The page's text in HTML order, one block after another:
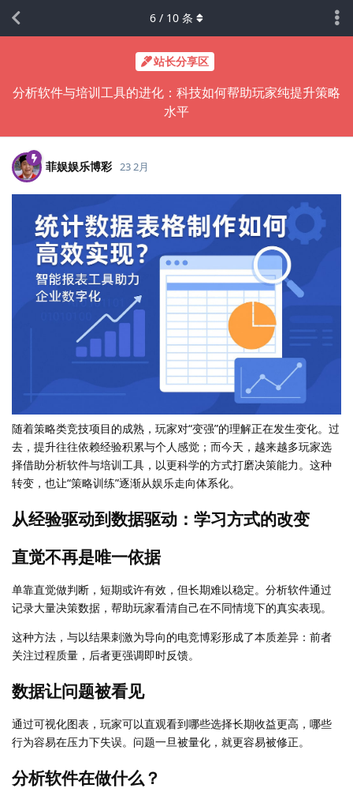
站长分享区
分析软件与培训工具的进化：科技如何帮助玩家纯提升策略
水平
6 / 10 条
菲娱娱乐博彩 23 2月
随着策略类竞技项目的成熟，玩家对“变强”的理解正在发生变化。过
去，提升往往依赖经验积累与个人感觉；而今天，越来越多玩家选
择借助分析软件与培训工具，以更科学的方式打磨决策能力。这种
转变，也让“策略训练”逐渐从娱乐走向体系化。
从经验驱动到数据驱动：学习方式的改变
直觉不再是唯一依据
单靠直觉做判断，短期或许有效，但长期难以稳定。分析软件通过
记录大量决策数据，帮助玩家看清自己在不同情境下的真实表现。
这种方法，与以结果刺激为导向的电竞博彩形成了本质差异：前者
关注过程质量，后者更强调即时反馈。
数据让问题被看见
通过可视化图表，玩家可以直观看到哪些选择长期收益更高，哪些
行为容易在压力下失误。问题一旦被量化，就更容易被修正。
分析软件在做什么？